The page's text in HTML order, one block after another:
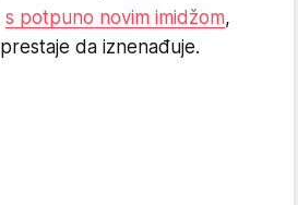
s potpuno novim imidžom,
da iznenađuje.